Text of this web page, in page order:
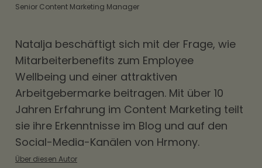
Senior Content Marketing Manager
Natalja beschäftigt sich mit der Frage, wie
Mitarbeiterbenefits zum Employee
Wellbeing und einer attraktiven
Arbeitgebermarke beitragen. Mit über 10
Jahren Erfahrung im Content Marketing teilt
sie ihre Erkenntnisse im Blog und auf den
Social-Media-Kanälen von Hrmony.
Über diesen Autor